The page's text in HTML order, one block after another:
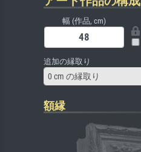
幅 (作品, cm)
追加の縁取り
0 cm の縁取り
額縁